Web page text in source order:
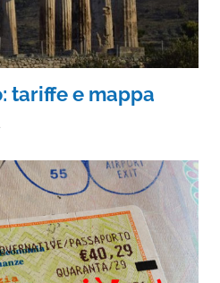
tariffe e mappa